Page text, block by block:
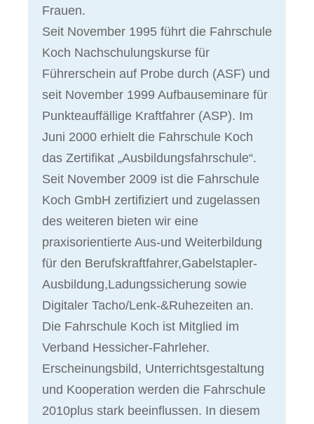
Frauen.
Seit November 1995 führt die Fahrschule
Koch Nachschulungskurse für
Führerschein auf Probe durch (ASF) und
seit November 1999 Aufbauseminare für
Punkteauffällige Kraftfahrer (ASP). Im
Juni 2000 erhielt die Fahrschule Koch
das Zertifikat „Ausbildungsfahrschule“.
Seit November 2009 ist die Fahrschule
Koch GmbH zertifiziert und zugelassen
des weiteren bieten wir eine
praxisorientierte Aus-und Weiterbildung
für den Berufskraftfahrer,Gabelstapler-
Ausbildung,Ladungssicherung sowie
Digitaler Tacho/Lenk-&Ruhezeiten an.
Die Fahrschule Koch ist Mitglied im
Verband Hessicher-Fahrleher.
Erscheinungsbild, Unterrichtsgestaltung
und Kooperation werden die Fahrschule
2010plus stark beeinflussen. In diesem